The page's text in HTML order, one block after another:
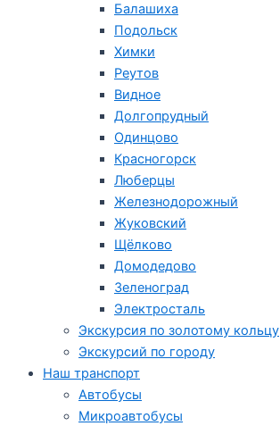
Балашиха
Подольск
Химки
Реутов
Видное
Долгопрудный
Одинцово
Красногорск
Люберцы
Железнодорожный
Жуковский
Щёлково
Домодедово
Зеленоград
Электросталь
Экскурсия по золотому кольцу
Экскурсий по городу
Наш транспорт
Автобусы
Микроавтобусы